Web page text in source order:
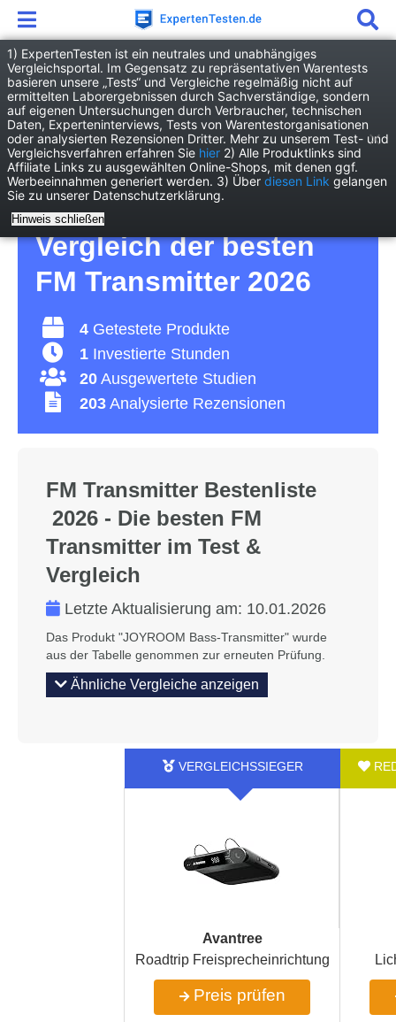
Elektronik Audio/Hifi FM Transmitter
FM Transmitter Test –
für gute Musikqualität
und stilvolles Design –
Vergleich der besten
FM Transmitter 2026
4 Getestete Produkte
1 Investierte Stunden
20 Ausgewertete Studien
203 Analysierte Rezensionen
FM Transmitter Bestenliste
2026 - Die besten FM
Transmitter im Test &
Vergleich
Letzte Aktualisierung am: 10.01.2026
Das Produkt "JOYROOM Bass-Transmitter" wurde
aus der Tabelle genommen zur erneuten Prüfung.
Ähnliche Vergleiche anzeigen
Avantree
Roadtrip Freisprecheinrichtung
Preis prüfen
1) ExpertenTesten ist ein neutrales und unabhängiges
Vergleichsportal. Im Gegensatz zu repräsentativen Warentests
basieren unsere „Tests“ und Vergleiche regelmäßig nicht auf
ermittelten Laborergebnissen durch Sachverständige, sondern
auf eigenen Untersuchungen durch Verbraucher, technischen
Daten, Experteninterviews, Tests von Warentestorganisationen
oder analysierten Rezensionen Dritter. Mehr zu unserem Test- und
Vergleichsverfahren erfahren Sie hier 2) Alle Produktlinks sind
Affiliate Links zu ausgewählten Online-Shops, mit denen ggf.
Werbeeinnahmen generiert werden. 3) Über diesen Link gelangen
Sie zu unserer Datenschutzerklärung.
Hinweis schließen